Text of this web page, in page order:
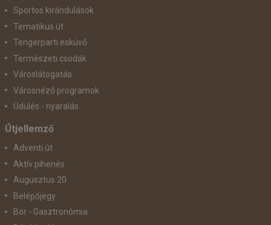
Sportos kirándulások
Tematikus út
Tengerparti esküvő
Természeti csodák
Városlátogatás
Városnéző programok
Üdülés - nyaralás
Útjellemző
Adventi út
Aktív pihenés
Augusztus 20
Belépőjegy
Bor - Gasztronómia